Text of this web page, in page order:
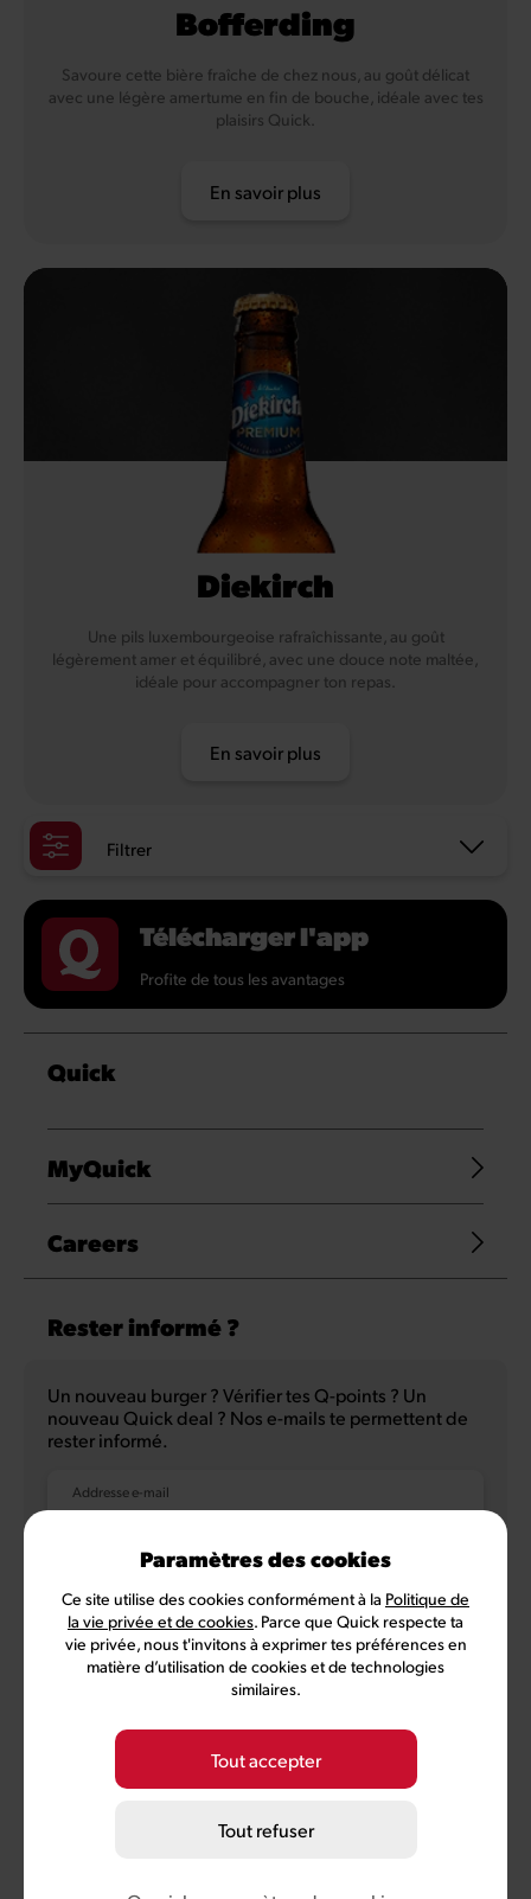
Bofferding
Savoure cette bière fraîche de chez nous, au goût délicat
avec une légère amertume en fin de bouche, idéale avec tes
plaisirs Quick.
En savoir plus
Diekirch
Une pils luxembourgeoise rafraîchissante, au goût
légèrement amer et équilibré, avec une douce note maltée,
idéale pour accompagner ton repas.
En savoir plus
Filtrer
Télécharger l'app
Profite de tous les avantages
Quick
MyQuick
Careers
Rester informé ?
Un nouveau burger ? Vérifier tes Q-points ? Un
nouveau Quick deal ? Nos e-mails te permettent de
rester informé.
Addresse e-mail
NL
Conditions MyQuick
Préférences des cookies
Quick, membre de Comeos et Bemora
Paramètres des cookies
Ce site utilise des cookies conformément à la Politique de
la vie privée et de cookies. Parce que Quick respecte ta
vie privée, nous t'invitons à exprimer tes préférences en
matière d’utilisation de cookies et de technologies
similaires.
Tout accepter
Tout refuser